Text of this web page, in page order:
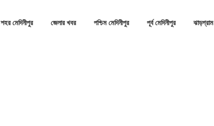
শহর মেদিনীপুর জেলার খবর পশ্চিম মেদিনীপুর পূর্ব মেদিনীপুর ঝাড়গ্রাম